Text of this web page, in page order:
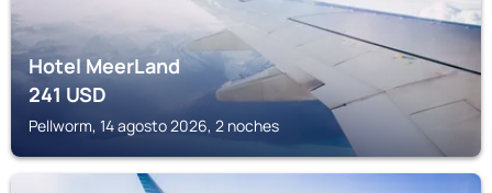
Hotel MeerLand
241USD
Pellworm, 14 agosto 2026, 2 noches